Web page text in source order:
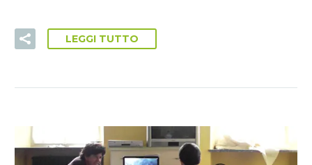
LEGGI TUTTO